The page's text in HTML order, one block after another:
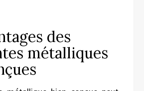
des
métalliques